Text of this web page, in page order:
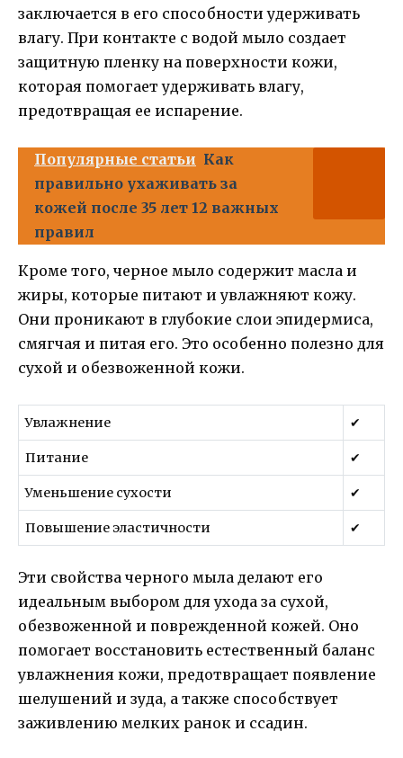
заключается в его способности удерживать
влагу. При контакте с водой мыло создает
защитную пленку на поверхности кожи,
которая помогает удерживать влагу,
предотвращая ее испарение.
Популярные статьи Как
правильно ухаживать за
кожей после 35 лет 12 важных
правил
Кроме того, черное мыло содержит масла и
жиры, которые питают и увлажняют кожу.
Они проникают в глубокие слои эпидермиса,
смягчая и питая его. Это особенно полезно для
сухой и обезвоженной кожи.
Увлажнение ✔
Питание ✔
Уменьшение сухости ✔
Повышение эластичности ✔
Эти свойства черного мыла делают его
идеальным выбором для ухода за сухой,
обезвоженной и поврежденной кожей. Оно
помогает восстановить естественный баланс
увлажнения кожи, предотвращает появление
шелушений и зуда, а также способствует
заживлению мелких ранок и ссадин.